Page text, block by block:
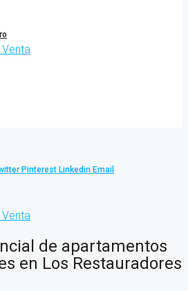
Venta
Pinterest Linkedin Email
Venta
de apartamentos
en Los Restauradores